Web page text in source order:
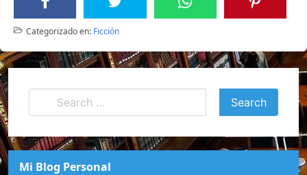
Categorizado en: Ficción
Mi Blog Personal